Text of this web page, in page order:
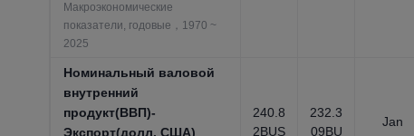
Макроэкономические
показатели, годовые，1970 ~
2025
Номинальный валовой
внутренний
продукт(ВВП)-
Экспорт(долл. США)
240.8
2BUS
232.3
09BU
Jan